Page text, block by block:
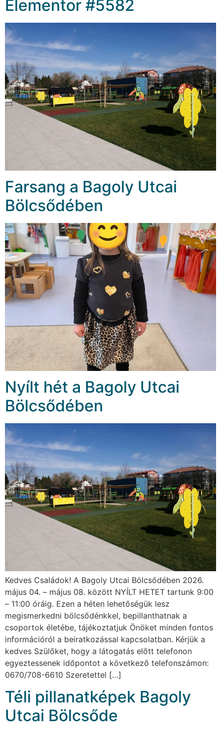
Elementor #5582
Farsang a Bagoly Utcai
Bölcsődében
Nyílt hét a Bagoly Utcai
Bölcsődében
Kedves Családok! A Bagoly Utcai Bölcsődében 2026.
május 04. – május 08. között NYÍLT HETET tartunk 9:00
– 11:00 óráig. Ezen a héten lehetőségük lesz
megismerkedni bölcsődénkkel, bepillanthatnak a
csoportok életébe, tájékoztatjuk Önöket minden fontos
információról a beiratkozással kapcsolatban. Kérjük a
kedves Szülőket, hogy a látogatás előtt telefonon
egyeztessenek időpontot a következő telefonszámon:
0670/708-6610 Szeretettel […]
Téli pillanatképek Bagoly
Utcai Bölcsőde